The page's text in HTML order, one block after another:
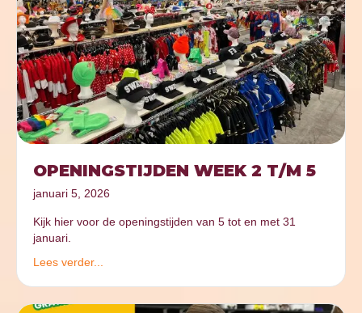
OPENINGSTIJDEN WEEK 2 T/M 5
januari 5, 2026
Kijk hier voor de openingstijden van 5 tot en met 31
januari.
Lees verder...